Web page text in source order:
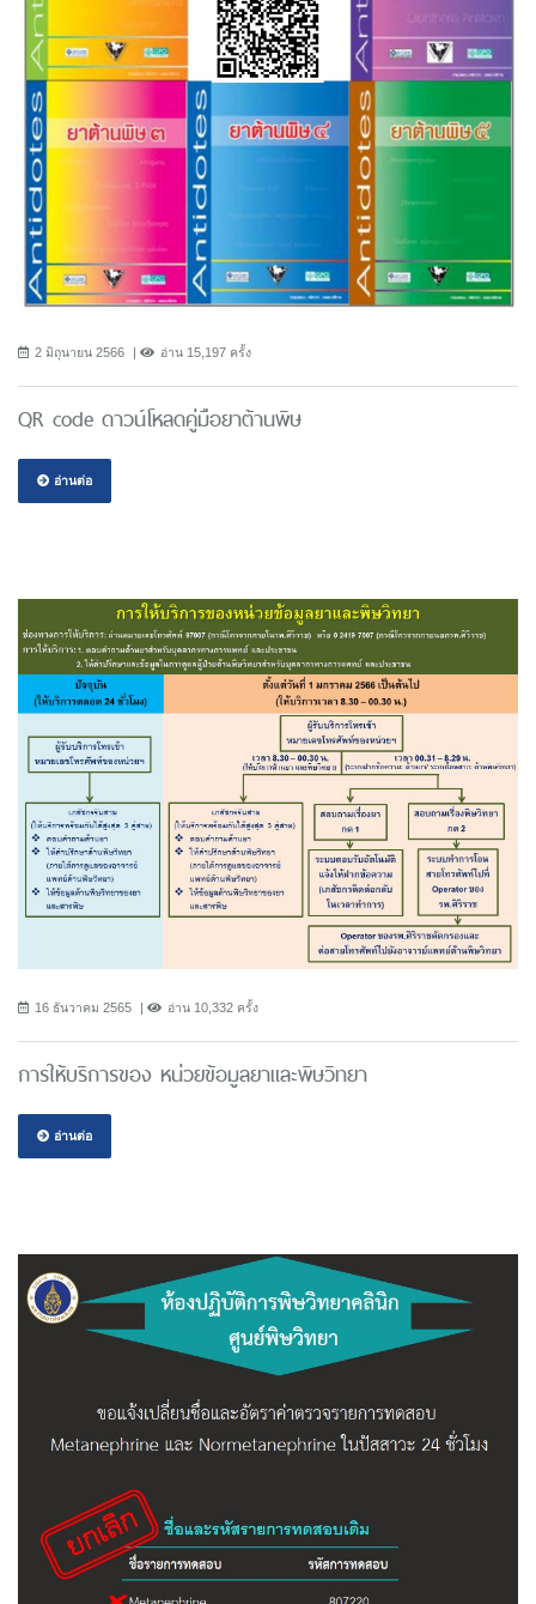
2 มิถุนายน 2566 อ่าน 15,197 ครั้ง
QR code ดาวน์โหลดคู่มือยาต้านพิษ
อ่านต่อ
16 ธันวาคม 2565 อ่าน 10,332 ครั้ง
การให้บริการของ หน่วยข้อมูลยาและพิษวิทยา
อ่านต่อ